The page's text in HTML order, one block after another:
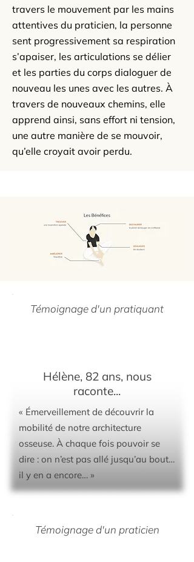
travers le mouvement par les mains
attentives du praticien, la personne
sent progressivement sa respiration
s’apaiser, les articulations se délier
et les parties du corps dialoguer de
nouveau les unes avec les autres. À
travers de nouveaux chemins, elle
apprend ainsi, sans effort ni tension,
une autre manière de se mouvoir,
qu’elle croyait avoir perdu.
Témoignage d'un pratiquant
Hélène, 82 ans, nous
raconte...
« Émerveillement de découvrir la
mobilité de notre architecture
osseuse. À chaque fois pouvoir se
dire : on n’est pas allé jusqu’au bout…
il y en a encore… »
Témoignage d'un praticien